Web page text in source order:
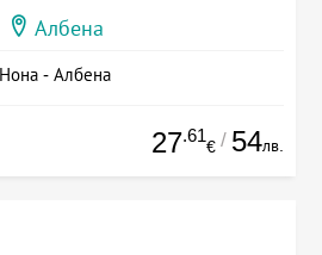
Албена
Нона - Албена
27.61
€ / 54лв.